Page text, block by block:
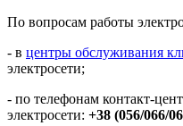
По вопросам работы
- в центры обслуживания
электросети;
- по телефонам контакт-
электросети: +38 (056/066/